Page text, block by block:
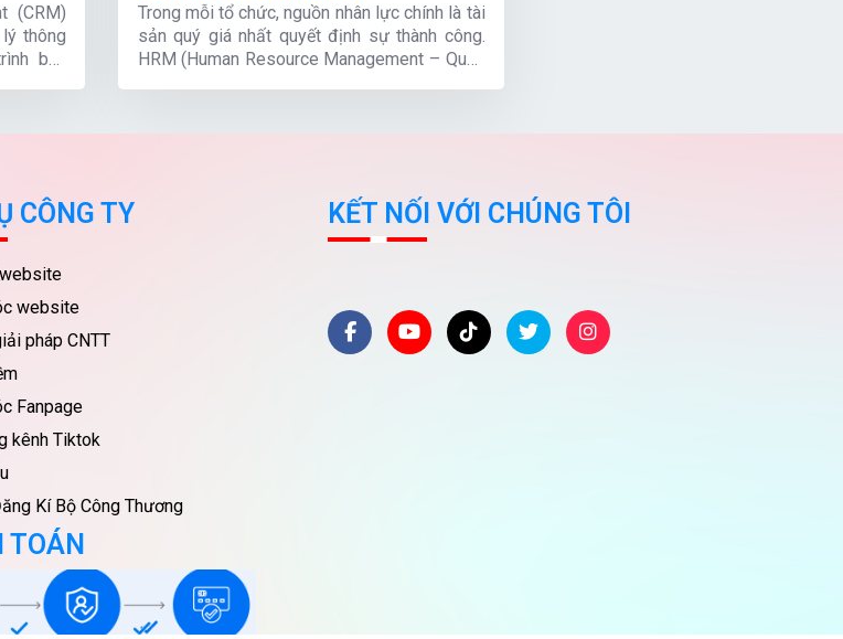
(CRM)
thông
bán
Trong mỗi tổ chức, nguồn nhân lực chính là tài
sản quý giá nhất quyết định sự thành công.
HRM (Human Resource Management – Quản
CÔNG TY
website
pháp CNTT
Fanpage
kênh Tiktok
Kí Bộ Công Thương
KẾT NỐI VỚI CHÚNG TÔI